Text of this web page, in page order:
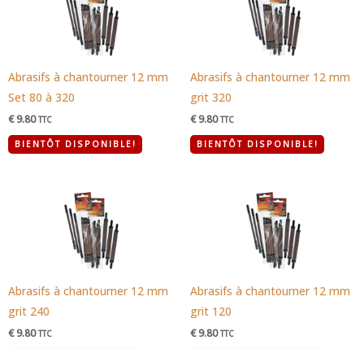
Abrasifs à chantourner 12 mm
Set 80 à 320
€9.80 TTC
BIENTÔT DISPONIBLE!
Abrasifs à chantourner 12 mm
grit 320
€9.80 TTC
BIENTÔT DISPONIBLE!
Abrasifs à chantourner 12 mm
grit 240
€9.80 TTC
Abrasifs à chantourner 12 mm
grit 120
€9.80 TTC